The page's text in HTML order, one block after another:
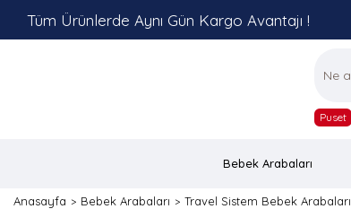
Tüm Ürünlerde Aynı Gün Kargo Avantajı !
Puset
Bebek Arabaları
Anasayfa Bebek Arabaları Travel Sistem Bebek Arabaları